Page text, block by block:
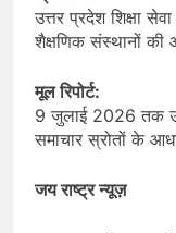
उत्तर प्रदेश शिक्षा
शैक्षणिक संस्थानों की
मूल रिपोर्ट:
9 जुलाई 2026 तक
समाचार स्रोतों के
जय राष्ट्र न्यूज़